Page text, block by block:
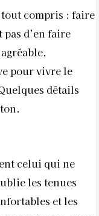
compris : faire
d’en faire
pour vivre le
détails
celui qui ne
les tenues
et les